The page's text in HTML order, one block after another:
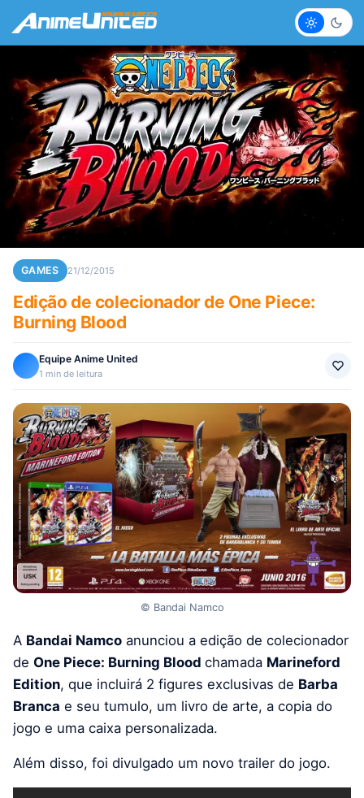
Claro
GAMES 21/12/2015
Edição de colecionador de One Piece:
Burning Blood
Equipe Anime United
1 min de leitura
© Bandai Namco
A Bandai Namco anunciou a edição de colecionador
de One Piece: Burning Blood chamada Marineford
Edition, que incluirá 2 figures exclusivas de Barba
Branca e seu tumulo, um livro de arte, a copia do
jogo e uma caixa personalizada.
Além disso, foi divulgado um novo trailer do jogo.